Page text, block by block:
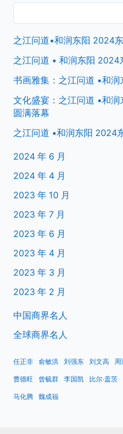
之江问道•和润东阳 2024
之江问道 • 和润东阳
书画雅集：之江问道 •和
文化盛宴：之江问道 •和
圆满落幕
之江问道 •和润东阳 2024
2024 年 6 月
2024 年 4 月
2023 年 10 月
2023 年 7 月
2023 年 6 月
2023 年 4 月
2023 年 3 月
2023 年 2 月
中国商界名人
全球商界名人
任正非 俞敏洪 刘强东 刘文高 周
曹德旺 曾毓群 李国凯 比尔·盖茨
马化腾 魏成福